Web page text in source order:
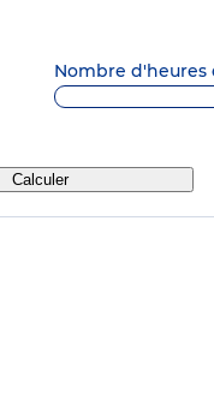
Nombre d'heures
Calculer